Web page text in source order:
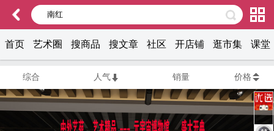
首页 艺术圈 搜商品 搜文章 社区 开店铺 逛市集 课堂
综合 人气 销量 价格